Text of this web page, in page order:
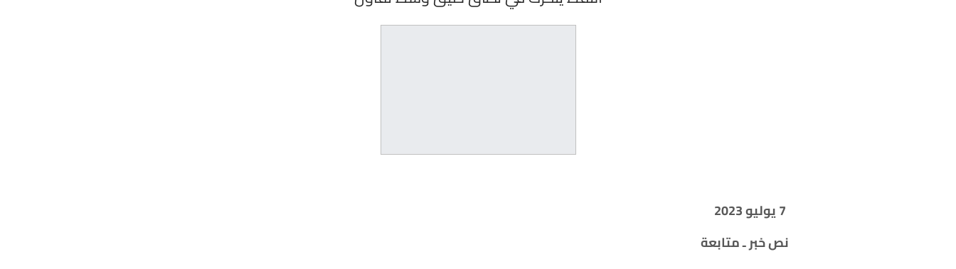
7يوليو 2023
نص خبر ـ متابعة